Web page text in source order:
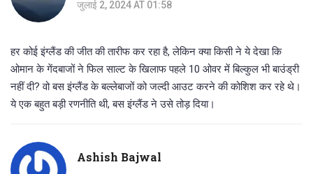
जुलाई 2, 2024 AT 01:58
हर कोई इंग्लैंड की जीत की तारीफ कर रहा है, लेकिन क्या किसी ने ये देखा कि
ओमान के गेंदबाजों ने फिल साल्ट के खिलाफ पहले 10 ओवर में बिल्कुल भी बाउंड्री
नहीं दी? वो बस इंग्लैंड के बल्लेबाजों को जल्दी आउट करने की कोशिश कर रहे थे।
ये एक बहुत बड़ी रणनीति थी, बस इंग्लैंड ने उसे तोड़ दिया।
Ashish Bajwal